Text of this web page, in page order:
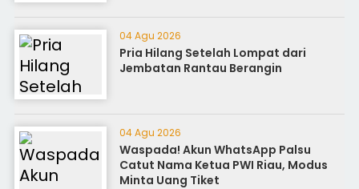
04 Agu 2026
Pria Hilang Setelah Lompat dari
Jembatan Rantau Berangin
04 Agu 2026
Waspada! Akun WhatsApp Palsu
Catut Nama Ketua PWI Riau, Modus
Minta Uang Tiket